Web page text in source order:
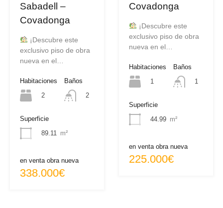
Sabadell –
Covadonga
¡Descubre este
exclusivo piso de obra
nueva en el…
Habitaciones
2
Baños
2
Superficie
89.11
m²
en venta obra nueva
338.000€
Covadonga
¡Descubre este
exclusivo piso de obra
nueva en el…
Habitaciones
1
Baños
1
Superficie
44.99 m²
en venta obra nueva
225.000€